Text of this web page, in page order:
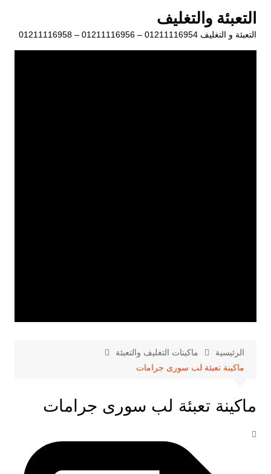
المحتوى
التعبئة والتغليف
التعبئة و التغليف 01211116954 – 01211116956 – 01211116958
الرئيسية
ماكينات التغليف والتعبئة
ماكينة تعبئة لب سورى جرامات
ماكينة تعبئة لب سورى جرامات